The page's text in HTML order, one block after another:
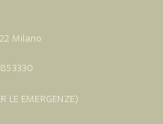
Milano
LE EMERGENZE)